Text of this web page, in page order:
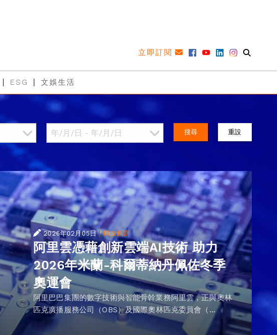
立即訂閱
ESG 文娛生活
搜尋 重設
2026年02月05日 |科技創新
阿里雲憑藉創新雲端AI技術 助力
2026年米蘭-科爾蒂納丹佩佐冬季
奧運會
阿里巴巴集團的數字技術與智能骨幹業務阿里雲，正與奧林
匹克廣播服務公司（OBS）及國際奧林匹克委員會（...